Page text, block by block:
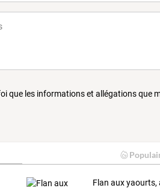
que les informations et allégations que
Flan aux